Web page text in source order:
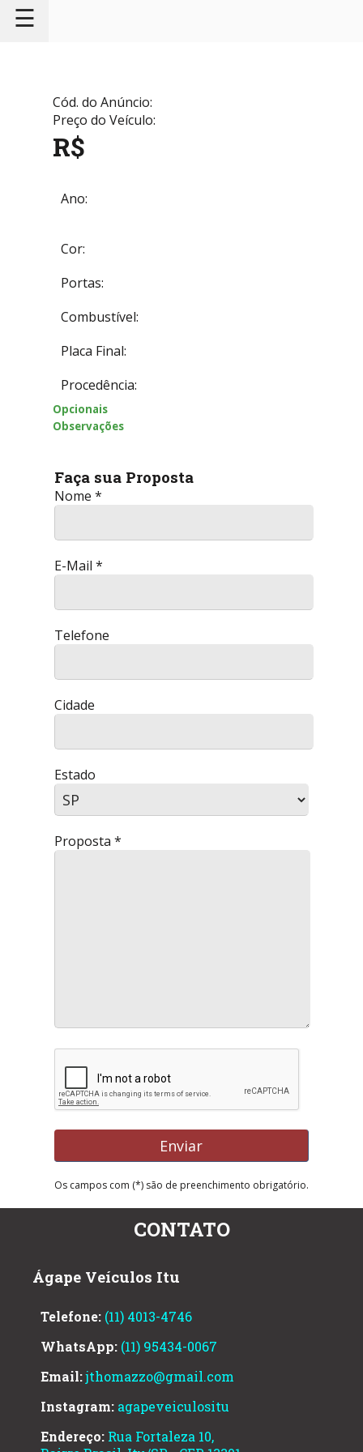
☰
Cód. do Anúncio:
Preço do Veículo:
R$
Ano:
Cor:
Portas:
Combustível:
Placa Final:
Procedência:
Opcionais
Observações
Faça sua Proposta
Nome *
E-Mail *
Telefone
Cidade
Estado
Proposta *
Os campos com (*) são de preenchimento obrigatório.
CONTATO
Ágape Veículos Itu
Telefone: (11) 4013-4746
WhatsApp: (11) 95434-0067
Email:jthomazzo@gmail.com
Instagram: agapeveiculositu
Endereço: Rua Fortaleza 10,